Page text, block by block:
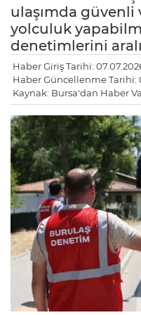
ulaşımda
yolculuk
denetimlerini
Haber Giriş Tarihi:
Haber Güncellenme Tarihi:
Kaynak: Bursa'dan Haber